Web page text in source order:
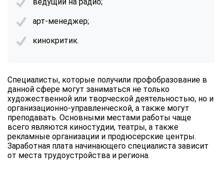
арт-менеджер;
кинокритик.
Специалисты, которые получили профобразование в
данной сфере могут заниматься не только
художественной или творческой деятельностью, но и
организационно-управленческой, а также могут
преподавать. Основными местами работы чаще
всего являются киностудии, театры, а также
рекламные организации и продюсерские центры.
Заработная плата начинающего специалиста зависит
от места трудоустройства и региона.